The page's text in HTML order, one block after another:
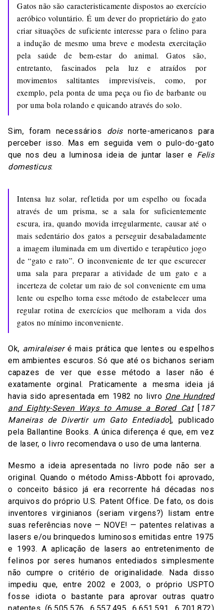
Gatos não são caracteristicamente dispostos ao exercício
aeróbico voluntário. É um dever do proprietário do gato
criar situações de suficiente interesse para o felino para
a indução de mesmo uma breve e modesta exercitação
pela saúde de bem-estar do animal. Gatos são,
entretanto, fascinados pela luz e atraídos por
movimentos saltitantes imprevisíveis, como, por
exemplo, pela ponta de uma peça ou fio de barbante ou
por uma bola rolando e quicando através do solo.
Sim, foram necessários doisnorte-americanos para
perceber isso. Mas em seguida vem o pulo-do-gato
que nos deu a luminosa ideia de juntar laser e Felis
domesticus:
Intensa luz solar, refletida por um espelho ou focada
através de um prisma, se a sala for suficientemente
escura, ira, quando movida irregularmente, causar até o
mais sedentário dos gatos a perseguir desabaladamente
a imagem iluminada em um divertido e terapêutico jogo
de “gato e rato”. O inconveniente de ter que escurecer
uma sala para preparar a atividade de um gato e a
incerteza de coletar um raio de sol conveniente em uma
lente ou espelho torna esse método de estabelecer uma
regular rotina de exercícios que melhoram a vida dos
gatos no mínimo inconveniente.
Ok, amiraleiseré mais prática que lentes ou espelhos
em ambientes escuros. Só que até os bichanos seriam
capazes de ver que esse método a laser não é
exatamente orginal. Praticamente a mesma ideia já
havia sido apresentada em 1982 no livro One Hundred
and Eighty-Seven Ways to Amuse a Bored Cat[ 187
Maneiras de Divertir um Gato Entediado], publicado
pela Ballantine Books. A única diferença é que, em vez
de laser, o livro recomendava o uso de uma lanterna.
Mesmo a ideia apresentada no livro pode não ser a
original. Quando o método Amiss-Abbott foi aprovado,
o conceito básico já era recorrente há décadas nos
arquivos do próprio U.S. Patent Office. De fato, os dois
inventores virginianos (seriam virgens?) listam entre
suas referências nove — NOVE! — patentes relativas a
lasers e/ou brinquedos luminosos emitidas entre 1975
e 1993. A aplicação de lasers ao entretenimento de
felinos por seres humanos entediados simplesmente
não cumpre o critério de originalidade. Nada disso
impediu que, entre 2002 e 2003, o próprio USPTO
fosse idiota o bastante para aprovar outras quatro